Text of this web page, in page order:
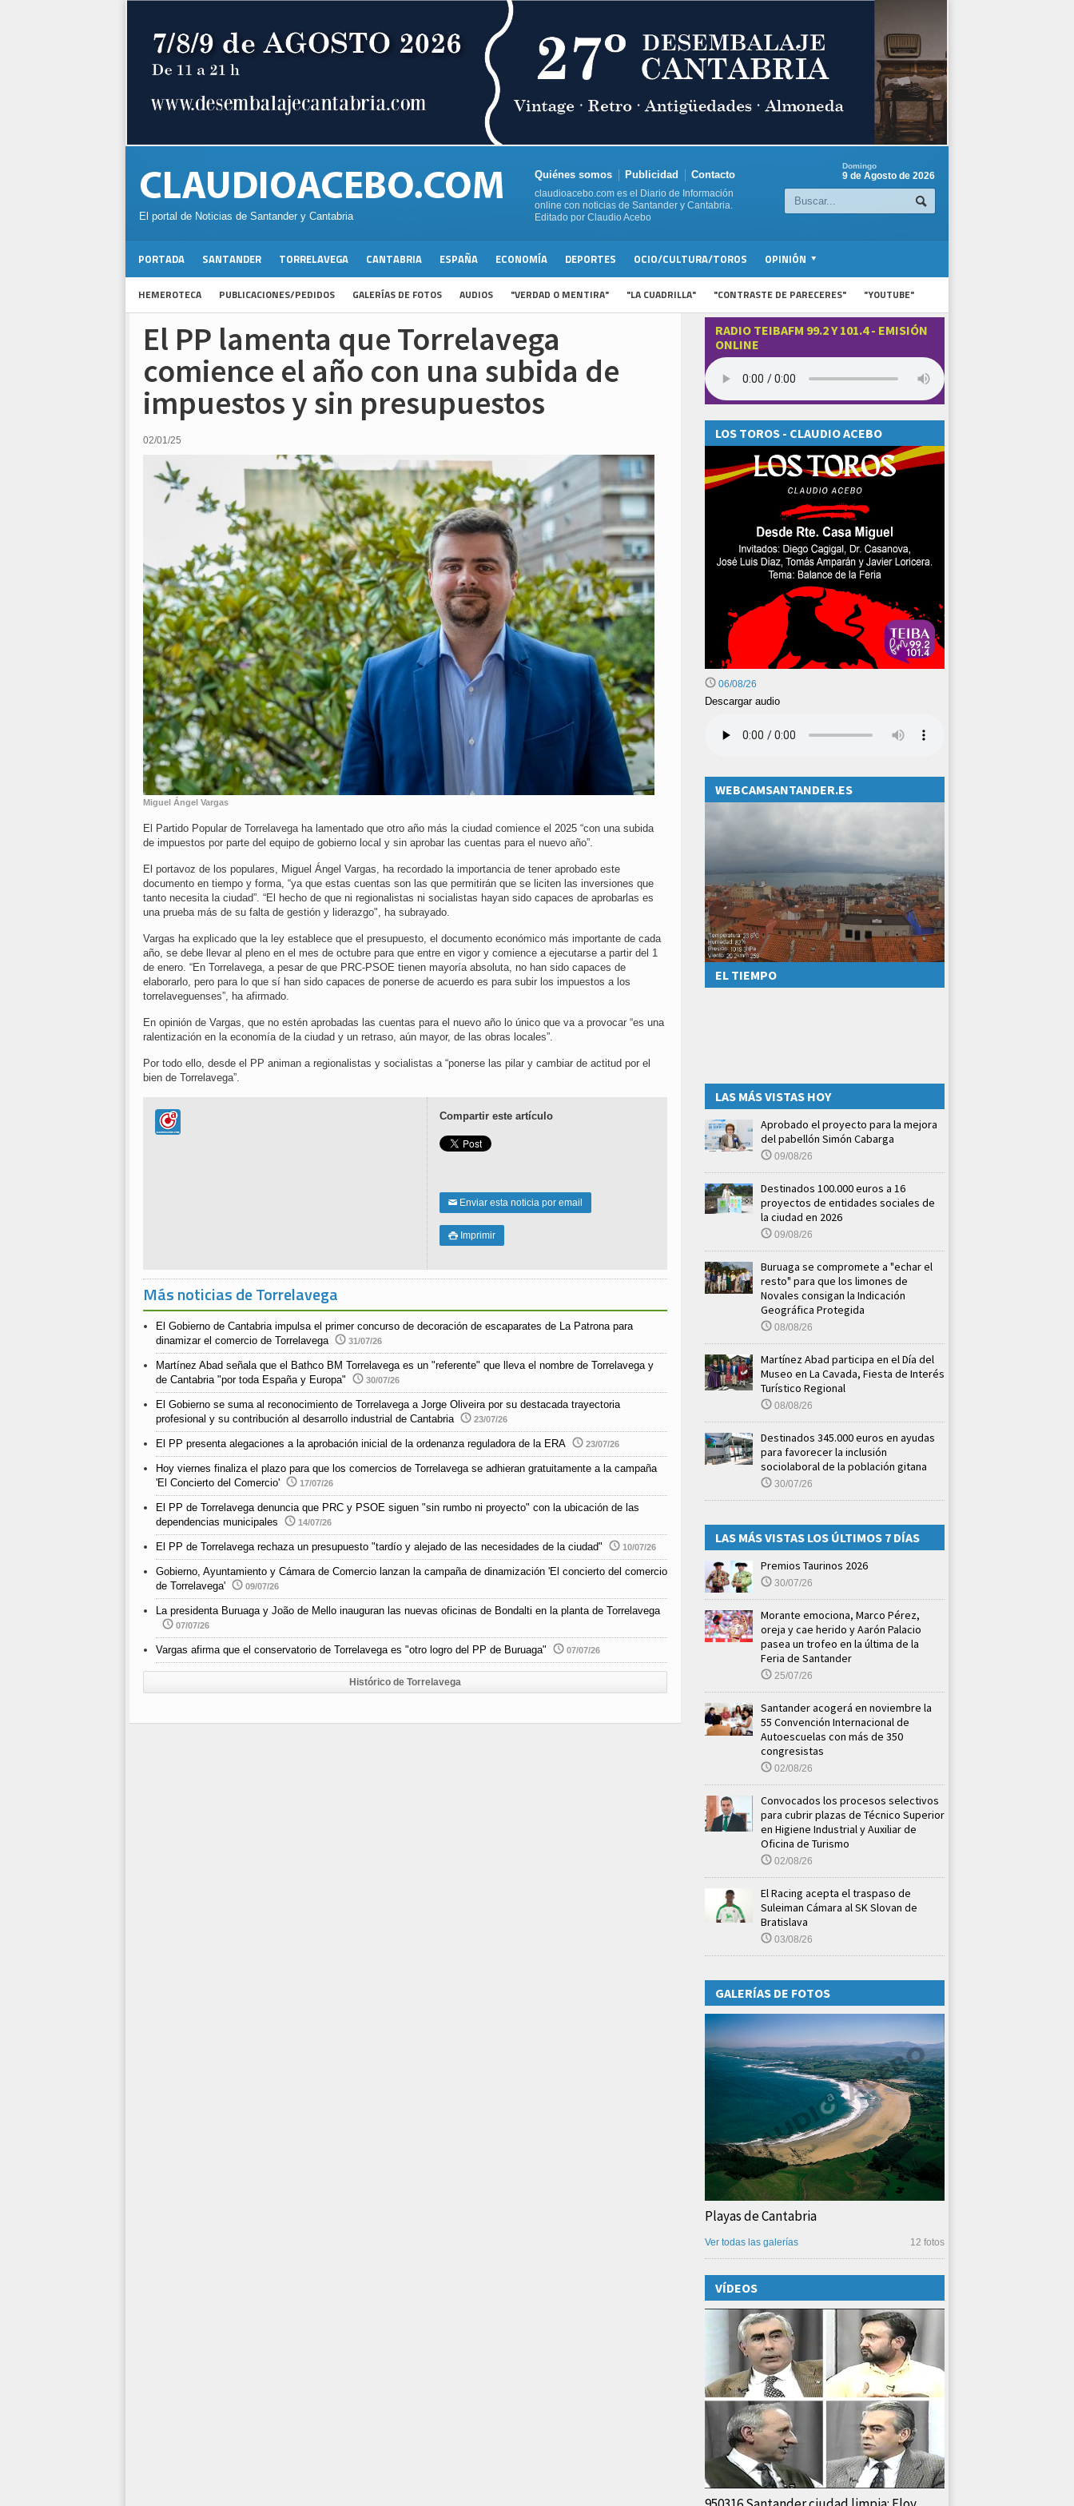
El portal de Noticias de Santander y Cantabria
Quiénes somos Publicidad Contacto
claudioacebo.com es el Diario de Información
online con noticias de Santander y Cantabria.
Editado por Claudio Acebo
Domingo
9 de Agosto de 2026
PORTADA SANTANDER TORRELAVEGA CANTABRIA ESPAÑA ECONOMÍA DEPORTES OCIO/CULTURA/TOROS OPINIÓN
HEMEROTECA PUBLICACIONES/PEDIDOS GALERÍAS DE FOTOS AUDIOS "VERDAD O MENTIRA" "LA CUADRILLA" "CONTRASTE DE PARECERES" "YOUTUBE"
El PP lamenta que Torrelavega
comience el año con una subida de
impuestos y sin presupuestos
02/01/25
Miguel Ángel Vargas
El Partido Popular de Torrelavega ha lamentado que otro año más la ciudad comience el 2025 “con una subida
de impuestos por parte del equipo de gobierno local y sin aprobar las cuentas para el nuevo año”.
El portavoz de los populares, Miguel Ángel Vargas, ha recordado la importancia de tener aprobado este
documento en tiempo y forma, “ya que estas cuentas son las que permitirán que se liciten las inversiones que
tanto necesita la ciudad”. “El hecho de que ni regionalistas ni socialistas hayan sido capaces de aprobarlas es
una prueba más de su falta de gestión y liderazgo", ha subrayado.
Vargas ha explicado que la ley establece que el presupuesto, el documento económico más importante de cada
año, se debe llevar al pleno en el mes de octubre para que entre en vigor y comience a ejecutarse a partir del 1
de enero. “En Torrelavega, a pesar de que PRC-PSOE tienen mayoría absoluta, no han sido capaces de
elaborarlo, pero para lo que sí han sido capaces de ponerse de acuerdo es para subir los impuestos a los
torrelaveguenses”, ha afirmado.
En opinión de Vargas, que no estén aprobadas las cuentas para el nuevo año lo único que va a provocar “es una
ralentización en la economía de la ciudad y un retraso, aún mayor, de las obras locales”.
Por todo ello, desde el PP animan a regionalistas y socialistas a “ponerse las pilar y cambiar de actitud por el
bien de Torrelavega”.
Compartir este artículo
✉ Enviar esta noticia por email
 Imprimir
Más noticias de Torrelavega
El Gobierno de Cantabria impulsa el primer concurso de decoración de escaparates de La Patrona para
dinamizar el comercio de Torrelavega
31/07/26
Martínez Abad señala que el Bathco BM Torrelavega es un "referente" que lleva el nombre de Torrelavega y
de Cantabria "por toda España y Europa"
30/07/26
El Gobierno se suma al reconocimiento de Torrelavega a Jorge Oliveira por su destacada trayectoria
profesional y su contribución al desarrollo industrial de Cantabria
23/07/26
El PP presenta alegaciones a la aprobación inicial de la ordenanza reguladora de la ERA 23/07/26
Hoy viernes finaliza el plazo para que los comercios de Torrelavega se adhieran gratuitamente a la campaña
'El Concierto del Comercio'
17/07/26
El PP de Torrelavega denuncia que PRC y PSOE siguen "sin rumbo ni proyecto" con la ubicación de las
dependencias municipales
14/07/26
El PP de Torrelavega rechaza un presupuesto "tardío y alejado de las necesidades de la ciudad" 10/07/26
Gobierno, Ayuntamiento y Cámara de Comercio lanzan la campaña de dinamización 'El concierto del comercio
de Torrelavega'
09/07/26
La presidenta Buruaga y João de Mello inauguran las nuevas oficinas de Bondalti en la planta de Torrelavega
07/07/26
Vargas afirma que el conservatorio de Torrelavega es "otro logro del PP de Buruaga" 07/07/26
Histórico de Torrelavega
RADIO TEIBAFM 99.2 Y 101.4 - EMISIÓN
ONLINE
LOS TOROS - CLAUDIO ACEBO
06/08/26
Descargar audio
WEBCAMSANTANDER.ES
EL TIEMPO
LAS MÁS VISTAS HOY
Aprobado el proyecto para la mejora
del pabellón Simón Cabarga
09/08/26
Destinados 100.000 euros a 16
proyectos de entidades sociales de
la ciudad en 2026
09/08/26
Buruaga se compromete a "echar el
resto" para que los limones de
Novales consigan la Indicación
Geográfica Protegida
08/08/26
Martínez Abad participa en el Día del
Museo en La Cavada, Fiesta de Interés
Turístico Regional
08/08/26
Destinados 345.000 euros en ayudas
para favorecer la inclusión
sociolaboral de la población gitana
30/07/26
LAS MÁS VISTAS LOS ÚLTIMOS 7 DÍAS
Premios Taurinos 2026
30/07/26
Morante emociona, Marco Pérez,
oreja y cae herido y Aarón Palacio
pasea un trofeo en la última de la
Feria de Santander
25/07/26
Santander acogerá en noviembre la
55 Convención Internacional de
Autoescuelas con más de 350
congresistas
02/08/26
Convocados los procesos selectivos
para cubrir plazas de Técnico Superior
en Higiene Industrial y Auxiliar de
Oficina de Turismo
02/08/26
El Racing acepta el traspaso de
Suleiman Cámara al SK Slovan de
Bratislava
03/08/26
GALERÍAS DE FOTOS
Playas de Cantabria
12 fotos
Ver todas las galerías
VÍDEOS